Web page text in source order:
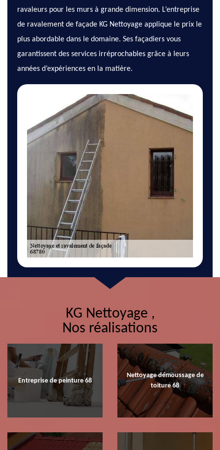
ravaleurs pour les murs à grande dimension. L’entreprise
de ravalement de façade KG Nettoyage applique le prix le
plus abordable dans le domaine. Ses façadiers vous
garantissent des services irréprochables grâce à leurs
années d’expériences en la matière.
KG Nettoyage ,
Nos réalisations
Entreprise de peinture 68
Nettoyage démoussage de
toiture 68